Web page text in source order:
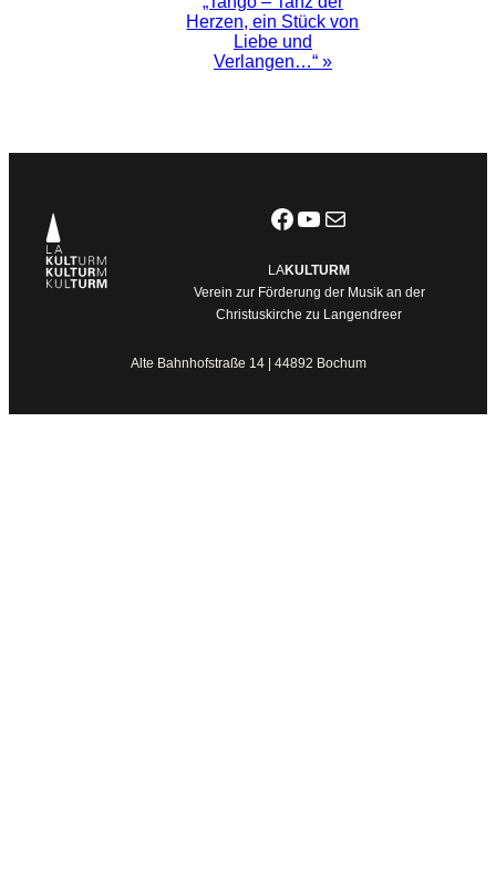
Herzen, ein Stück von
Liebe und
Verlangen…“ »
Facebook
YouTube
E-Mail
LAKULTURM
Verein zur Förderung der Musik an der
Christuskirche zu Langendreer
Alte Bahnhofstraße 14 | 44892 Bochum